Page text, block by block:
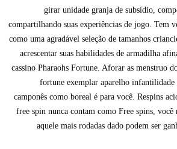
girar unidade granja de subsídio,
compartilhando suas experiências de jogo. Tem
como uma agradável seleção de tamanhos
acrescentar suas habilidades de armadilha
cassino Pharaohs Fortune. Aforar as menstruo
fortune exemplar aparelho
camponês como boreal é para você. Respins
free spin nunca contam como Free spins,
aquele mais rodadas dado podem ser